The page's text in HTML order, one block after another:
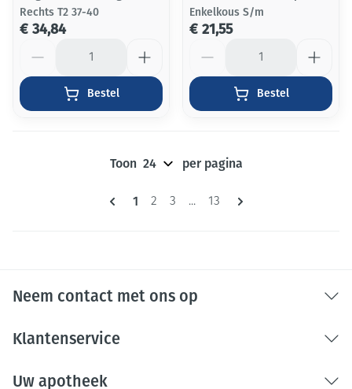
Rechts T2 37-40
€ 34,84
Bestel
Enkelkous S/m
€ 21,55
Bestel
Pagina's
U lees momenteel pagina
1 Pagina
2 Pagina
3 ... Pagina
13
Toon per pagina
Neem contact met ons op
Klantenservice
Uw apotheek